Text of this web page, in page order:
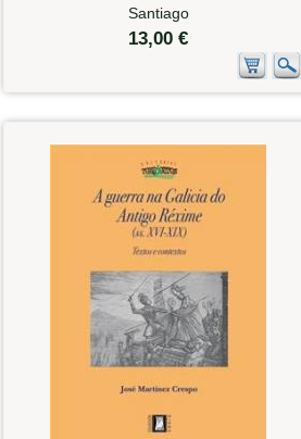
Santiago
13,00 €